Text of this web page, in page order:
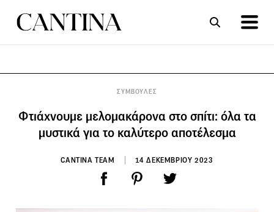
ΣΥΜΒΟΥΛΕΣ
Φτιάχνουμε μελομακάρονα στο σπίτι: όλα τα
μυστικά για το καλύτερο αποτέλεσμα
CANTINA TEAM 14 ΔΕΚΕΜΒΡΙΟΥ 2023